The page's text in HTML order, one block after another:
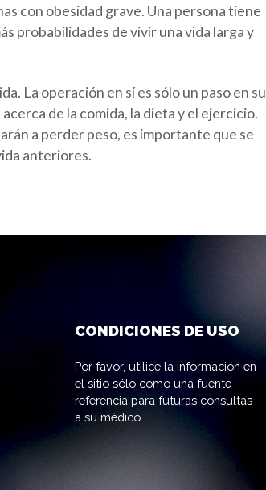
con obesidad grave. Una persona tiene
probabilidades de vivir una vida larga y
La operación en sí es sólo un paso en su
de la comida, la dieta y el ejercicio.
a perder peso, es importante que se
anteriores.
CONDICIONES DE USO
Por favor, utilice la información en
el sitio sólo como una fuente
referencia para futuras consultas
a su médico.